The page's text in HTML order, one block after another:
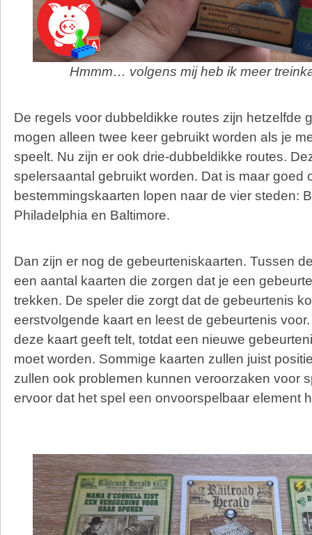
Hmmm… volgens mij heb ik meer
De regels voor dubbeldikke routes zijn hetzelfde
mogen alleen twee keer gebruikt worden als je
speelt. Nu zijn er ook drie-dubbeldikke routes.
spelersaantal gebruikt worden. Dat is maar goed
bestemmingskaarten lopen naar de vier steden:
Philadelphia en Baltimore.
Dan zijn er nog de gebeurteniskaarten. Tussen
een aantal kaarten die zorgen dat je een
trekken. De speler die zorgt dat de gebeurtenis
eerstvolgende kaart en leest de gebeurtenis
deze kaart geeft telt, totdat een nieuwe
moet worden. Sommige kaarten zullen juist
zullen ook problemen kunnen veroorzaken voor
ervoor dat het spel een onvoorspelbaar element